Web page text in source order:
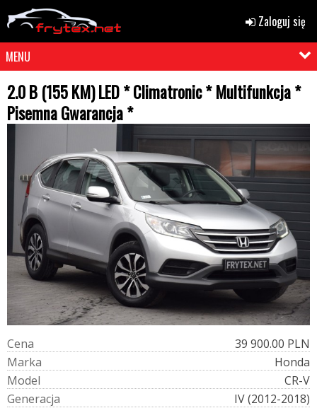
Zaloguj się
MENU
2.0 B (155 KM) LED * Climatronic * Multifunkcja *
Pisemna Gwarancja *
Cena
39 900.00 PLN
Marka
Honda
Model
CR-V
Generacja
IV (2012-2018)